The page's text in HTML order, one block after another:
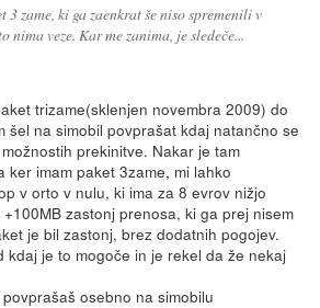
3 zame, ki ga zaenkrat še niso spremenili v
nima veze. Kar me zanima, je sledeče...
trizame(sklenjen novembra 2009) do
šel na simobil povprašat kdaj natančno se
prekinitve. Nakar je tam
ker imam paket 3zame, mi lahko
v orto v nulu, ki ima za 8 evrov nižjo
zastonj prenosa, ki ga prej nisem
je bil zastonj, brez dodatnih pogojev.
kdaj je to mogoče in je rekel da že nekaj
osebno na simobilu